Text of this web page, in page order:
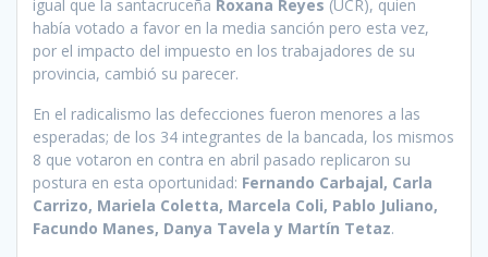
igual que la santacruceña Roxana Reyes (UCR), quien
había votado a favor en la media sanción pero esta vez,
por el impacto del impuesto en los trabajadores de su
provincia, cambió su parecer.
En el radicalismo las defecciones fueron menores a las
esperadas; de los 34 integrantes de la bancada, los mismos
8 que votaron en contra en abril pasado replicaron su
postura en esta oportunidad: Fernando Carbajal, Carla
Carrizo, Mariela Coletta, Marcela Coli, Pablo Juliano,
Facundo Manes, Danya Tavela y Martín Tetaz.